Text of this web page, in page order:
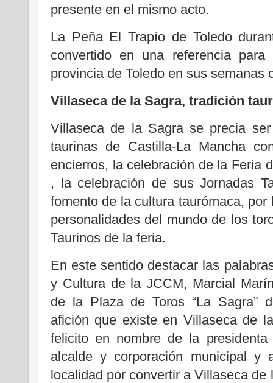
presente en el mismo acto.
La Peña El Trapío de Toledo
convertido en una referencia
provincia de Toledo en sus semanas
Villaseca de la Sagra, tradición
Villaseca de la Sagra se precia
taurinas de Castilla-La Mancha
encierros, la celebración de la Feria
, la celebración de sus Jornadas
fomento de la cultura taurómaca,
personalidades del mundo de los
Taurinos de la feria.
En este sentido destacar las
y Cultura de la JCCM, Marcial
de la Plaza de Toros “La Sagra”
afición que existe en Villaseca de
felicito en nombre de la
alcalde y corporación municipal
localidad por convertir a Villaseca